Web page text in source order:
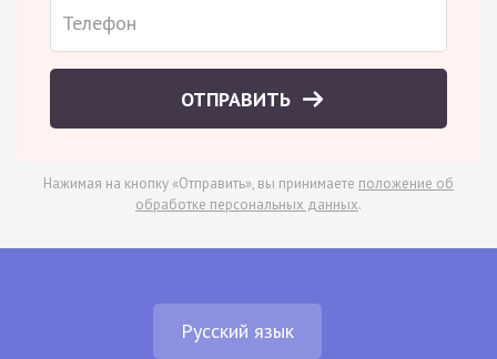
ОТПРАВИТЬ
Нажимая на кнопку «Отправить», вы принимаете положение об
обработке персональных данных.
Русский язык